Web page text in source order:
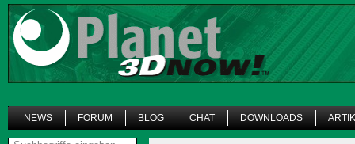
NEWS FORUM BLOG CHAT DOWNLOADS